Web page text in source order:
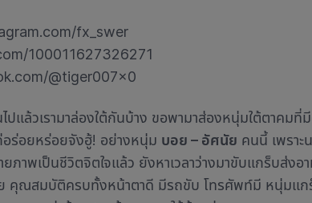
fx_swer
100011627326271
@tiger007x0
ปแล้วเรามาล่องใต้กันบ้าง ขอพามาส่องหนุ่มใต้ตาคมที่
อร่อยหร่อยจังฮู้! อย่างหนุ่ม บอย – อัศนัย คนนี้ เพรา
ภาพเป็นชีวิตจิตใจแล้ว ยังหาเวลาว่างมาขับแกร็บส่งอา
คุณสมบัติครบทั้งหน้าตาดี มีรถขับ โทรศัพท์มี หนุ่มแก